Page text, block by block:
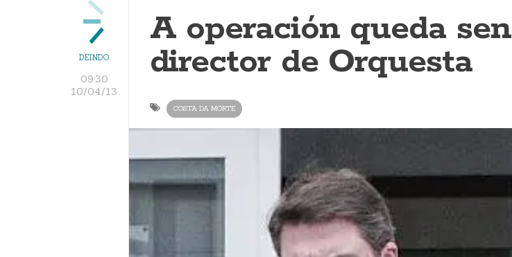
DEINDO
09:30
10/04/13
A operación queda sen
director de Orquesta
COSTA DA MORTE